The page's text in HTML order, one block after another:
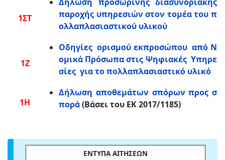
1ΣΤ
παροχής υπηρεσιών στον τομέα του π
ολλαπλασιαστικού υλικού
1Ζ
Οδηγίες ορισμού εκπροσώπου από Ν
ομικά Πρόσωπα στις Ψηφιακές Υπηρε
σίες για το πολλαπλασιαστικό υλικό
1Η
Δήλωση αποθεμάτων σπόρων προς σ
πορά(Βάσει του ΕΚ 2017/1185)
ΕΝΤΥΠΑ ΑΙΤΗΣΕΩΝ